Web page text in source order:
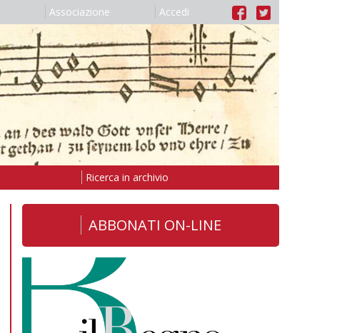
Associazione Accedi
Ricerca in archivio
ABBONATI ON-LINE